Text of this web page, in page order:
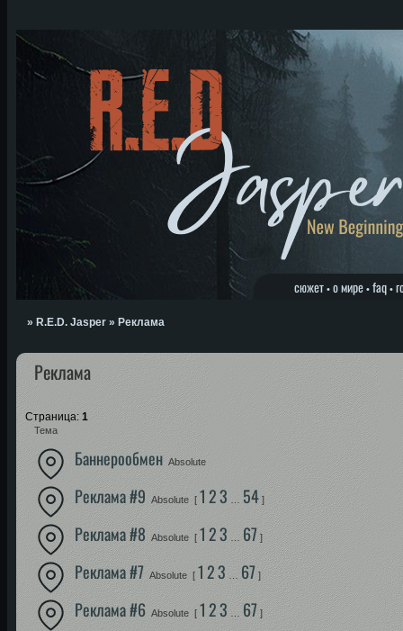
сюжет• о мире• faq•
» R.E.D. Jasper » Реклама
Реклама
Страница: 1
Тема
Баннерообмен Absolute
Реклама #9 Absolute [ 1 23 54 ]
Реклама #8 Absolute [ 123 … 67 ]
Реклама #7 Absolute [ 123 … 67 ]
Реклама #6 Absolute [ 123 … 67 ]